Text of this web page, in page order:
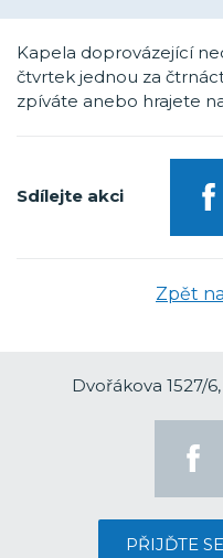
Kapela doprovázející
čtvrtek jednou za
zpíváte anebo hrajete
Sdílejte akci
Zpět
Dvořákova 1527/
PŘIJĎTE